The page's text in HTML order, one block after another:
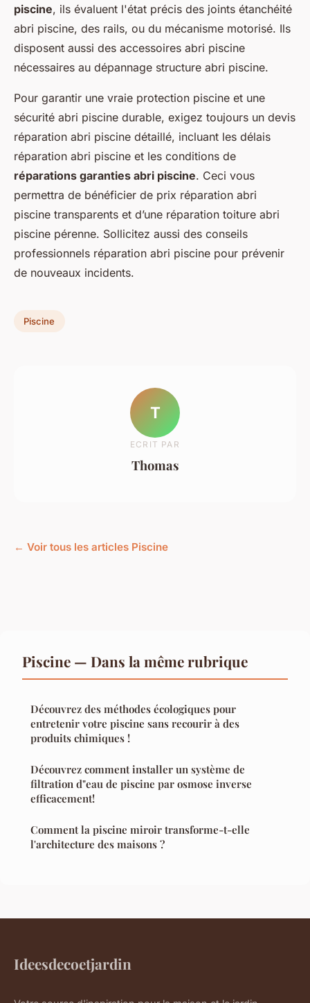
piscine, ils évaluent l'état précis des joints étanchéité
abri piscine, des rails, ou du mécanisme motorisé. Ils
disposent aussi des accessoires abri piscine
nécessaires au dépannage structure abri piscine.
Pour garantir une vraie protection piscine et une
sécurité abri piscine durable, exigez toujours un devis
réparation abri piscine détaillé, incluant les délais
réparation abri piscine et les conditions de
réparations garanties abri piscine. Ceci vous
permettra de bénéficier de prix réparation abri
piscine transparents et d’une réparation toiture abri
piscine pérenne. Sollicitez aussi des conseils
professionnels réparation abri piscine pour prévenir
de nouveaux incidents.
Piscine
T
ECRIT PAR
Thomas
← Voir tous les articles Piscine
Piscine — Dans la même rubrique
Découvrez des méthodes écologiques pour
entretenir votre piscine sans recourir à des
produits chimiques !
Découvrez comment installer un système de
filtration d"eau de piscine par osmose inverse
efficacement!
Comment la piscine miroir transforme-t-elle
l'architecture des maisons ?
Ideesdecoetjardin